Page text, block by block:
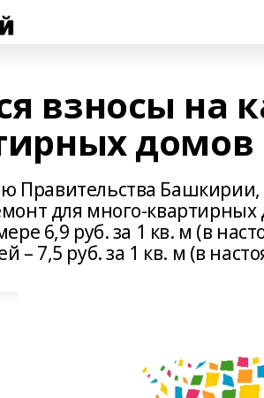
взносы на
домов
Правительства
для много-
6,9 руб. за 1 кв. м (в
– 7,5 руб. за 1 кв. м (в